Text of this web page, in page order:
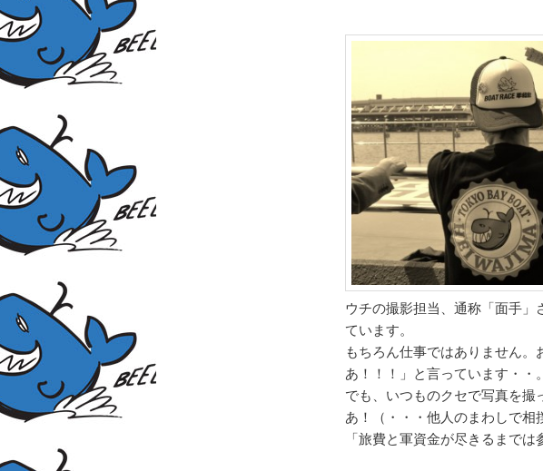
ウチの撮影担当、通称「面手」
ています。
もちろん仕事ではありません
あ！！！」と言っています・・。
でも、いつものクセで写真を
あ！（・・・他人のまわしで相
「旅費と軍資金が尽きるまで